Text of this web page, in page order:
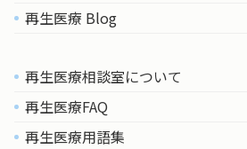
再生医療 Blog
再生医療相談室について
再生医療FAQ
再生医療用語集